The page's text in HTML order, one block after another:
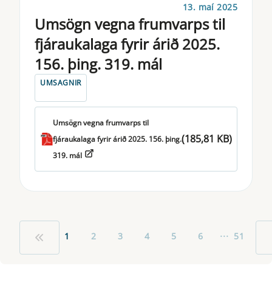
13. maí 2025
Umsögn vegna frumvarps til
fjáraukalaga fyrir árið 2025.
156. þing. 319. mál
UMSAGNIR
Umsögn vegna frumvarps til
fjáraukalaga fyrir árið 2025. 156. þing.
319. mál
(185,81 KB)
1 2 3 4 5 6 ... 51